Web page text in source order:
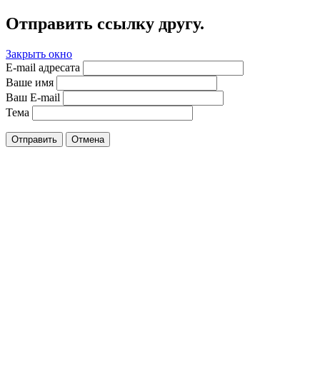
Отправить ссылку другу.
Закрыть окно
E-mail адресата
Ваше имя
Ваш E-mail
Тема
Отправить Отмена